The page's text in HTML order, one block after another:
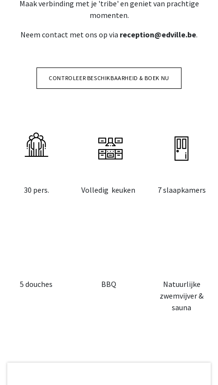
Maak verbinding met je 'tribe' en geniet van prachtige
momenten.
Neem contact met ons op via reception@edville.be.
CONTROLEER BESCHIKBAARHEID & BOEK NU
30 pers. Volledig keuken 7 slaapkamers
5 douches BBQ
Natuurlijke
zwemvijver &
sauna